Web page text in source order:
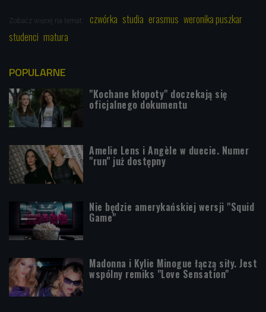
Zobacz więcej na temat: czwórka studia erasmus weronika puszkar
studenci matura
POPULARNE
"Kochane kłopoty" doczekają się
oficjalnego dokumentu
Amelie Lens i Angèle w duecie. Numer
"run" już dostępny
Nie będzie amerykańskiej wersji "Squid
Game"
Madonna i Kylie Minogue łączą siły. Jest
wspólny remiks "Love Sensation"